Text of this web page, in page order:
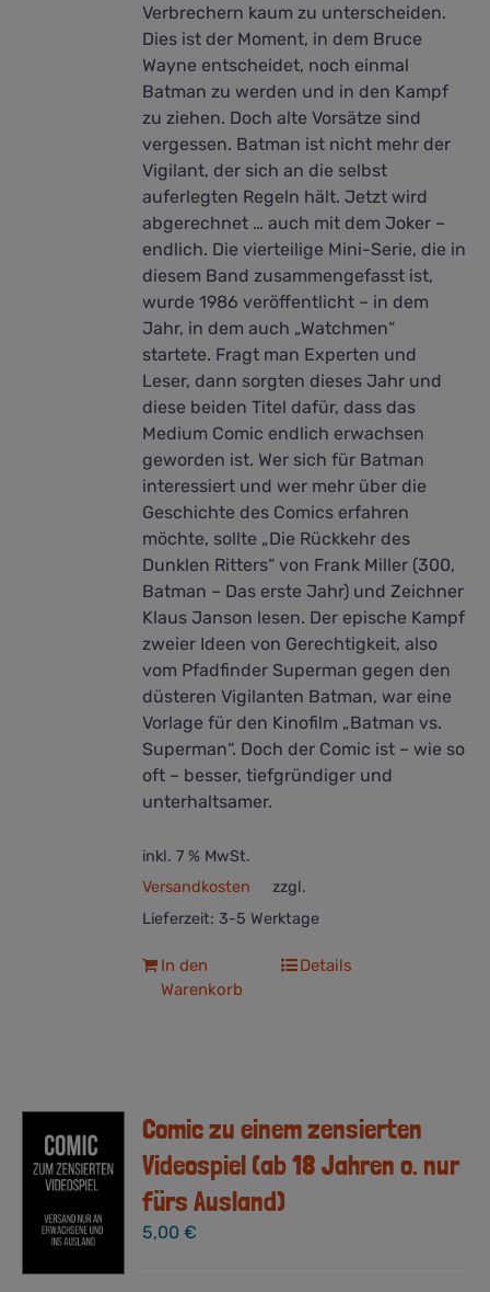
Verbrechern kaum zu unterscheiden.
Dies ist der Moment, in dem Bruce
Wayne entscheidet, noch einmal
Batman zu werden und in den Kampf
zu ziehen. Doch alte Vorsätze sind
vergessen. Batman ist nicht mehr der
Vigilant, der sich an die selbst
auferlegten Regeln hält. Jetzt wird
abgerechnet … auch mit dem Joker –
endlich. Die vierteilige Mini-Serie, die in
diesem Band zusammengefasst ist,
wurde 1986 veröffentlicht – in dem
Jahr, in dem auch „Watchmen“
startete. Fragt man Experten und
Leser, dann sorgten dieses Jahr und
diese beiden Titel dafür, dass das
Medium Comic endlich erwachsen
geworden ist. Wer sich für Batman
interessiert und wer mehr über die
Geschichte des Comics erfahren
möchte, sollte „Die Rückkehr des
Dunklen Ritters“ von Frank Miller (300,
Batman – Das erste Jahr) und Zeichner
Klaus Janson lesen. Der epische Kampf
zweier Ideen von Gerechtigkeit, also
vom Pfadfinder Superman gegen den
düsteren Vigilanten Batman, war eine
Vorlage für den Kinofilm „Batman vs.
Superman“. Doch der Comic ist – wie so
oft – besser, tiefgründiger und
unterhaltsamer.
inkl. 7 % MwSt.
zzgl.
Versandkosten
Lieferzeit: 3-5 Werktage
In den
Warenkorb
Details
Comic zu einem zensierten
Videospiel (ab 18 Jahren o. nur
fürs Ausland)
5,00€